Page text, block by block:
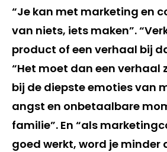
“Je kan met marketing en
van niets, iets maken”.
product of een verhaal bij
“Het moet dan een verhaal
bij de diepste emoties van
angst en onbetaalbare
familie”. En “als
goed werkt, word je minder